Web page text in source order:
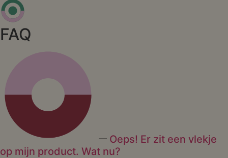
FAQ
Oeps! Er zit een vlekje
op mijn product. Wat nu?